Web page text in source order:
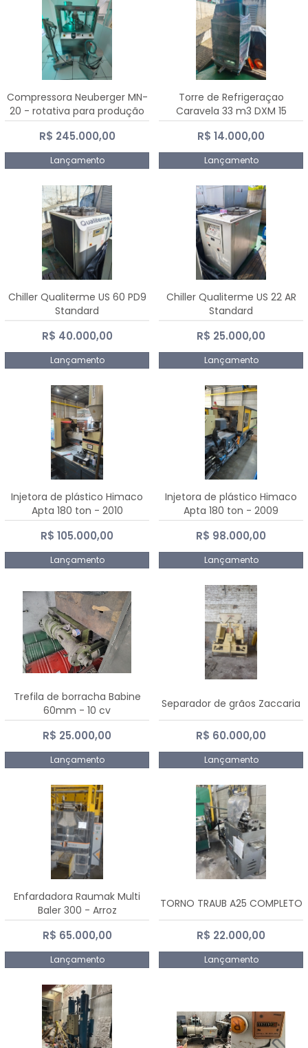
Compressora Neuberger MN-
20 - rotativa para produção
de comprimidos
R$ 245.000,00
Lançamento
Torre de Refrigeraçao
Caravela 33 m3 DXM 15
R$ 14.000,00
Lançamento
Chiller Qualiterme US 60 PD9
Standard
R$ 40.000,00
Lançamento
Chiller Qualiterme US 22 AR
Standard
R$ 25.000,00
Lançamento
Injetora de plástico Himaco
Apta 180 ton - 2010
R$ 105.000,00
Lançamento
Injetora de plástico Himaco
Apta 180 ton - 2009
R$ 98.000,00
Lançamento
Trefila de borracha Babine
60mm - 10 cv
R$ 25.000,00
Lançamento
Separador de grãos Zaccaria
R$ 60.000,00
Lançamento
Enfardadora Raumak Multi
Baler 300 - Arroz
R$ 65.000,00
Lançamento
TORNO TRAUB A25 COMPLETO
R$ 22.000,00
Lançamento